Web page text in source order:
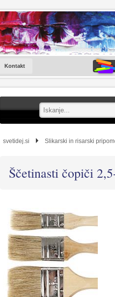
Kontakt
svetidej.si Slikarski in risarski
Ščetinasti čopiči